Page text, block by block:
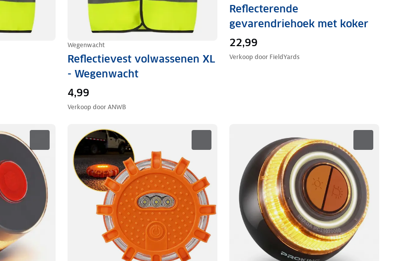
Wegenwacht
Reflectievest volwassenen XL
- Wegenwacht
4,99
Verkoop doorANWB
Reflecterende
gevarendriehoek met koker
22,99
Verkoop door FieldYards